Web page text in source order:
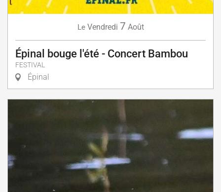
Le Vendredi 7 Août
Épinal bouge l'été - Concert Bambou
FESTIVAL
Épinal